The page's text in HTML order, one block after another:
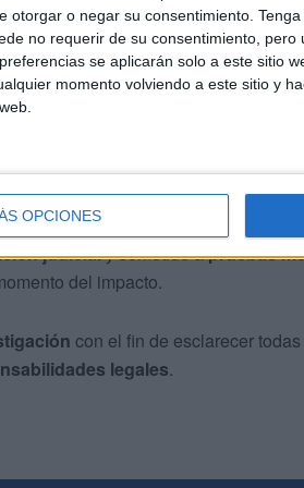
otorgar o negar su consentimiento.
no requerir de su consentimiento,
se aplicarán solo a este sitio
momento volviendo a este sitio y
OPCIONES
para asegurar la zona y
judicialy sometido apruebas
del impacto.
con el fin de esclarecer
legales.